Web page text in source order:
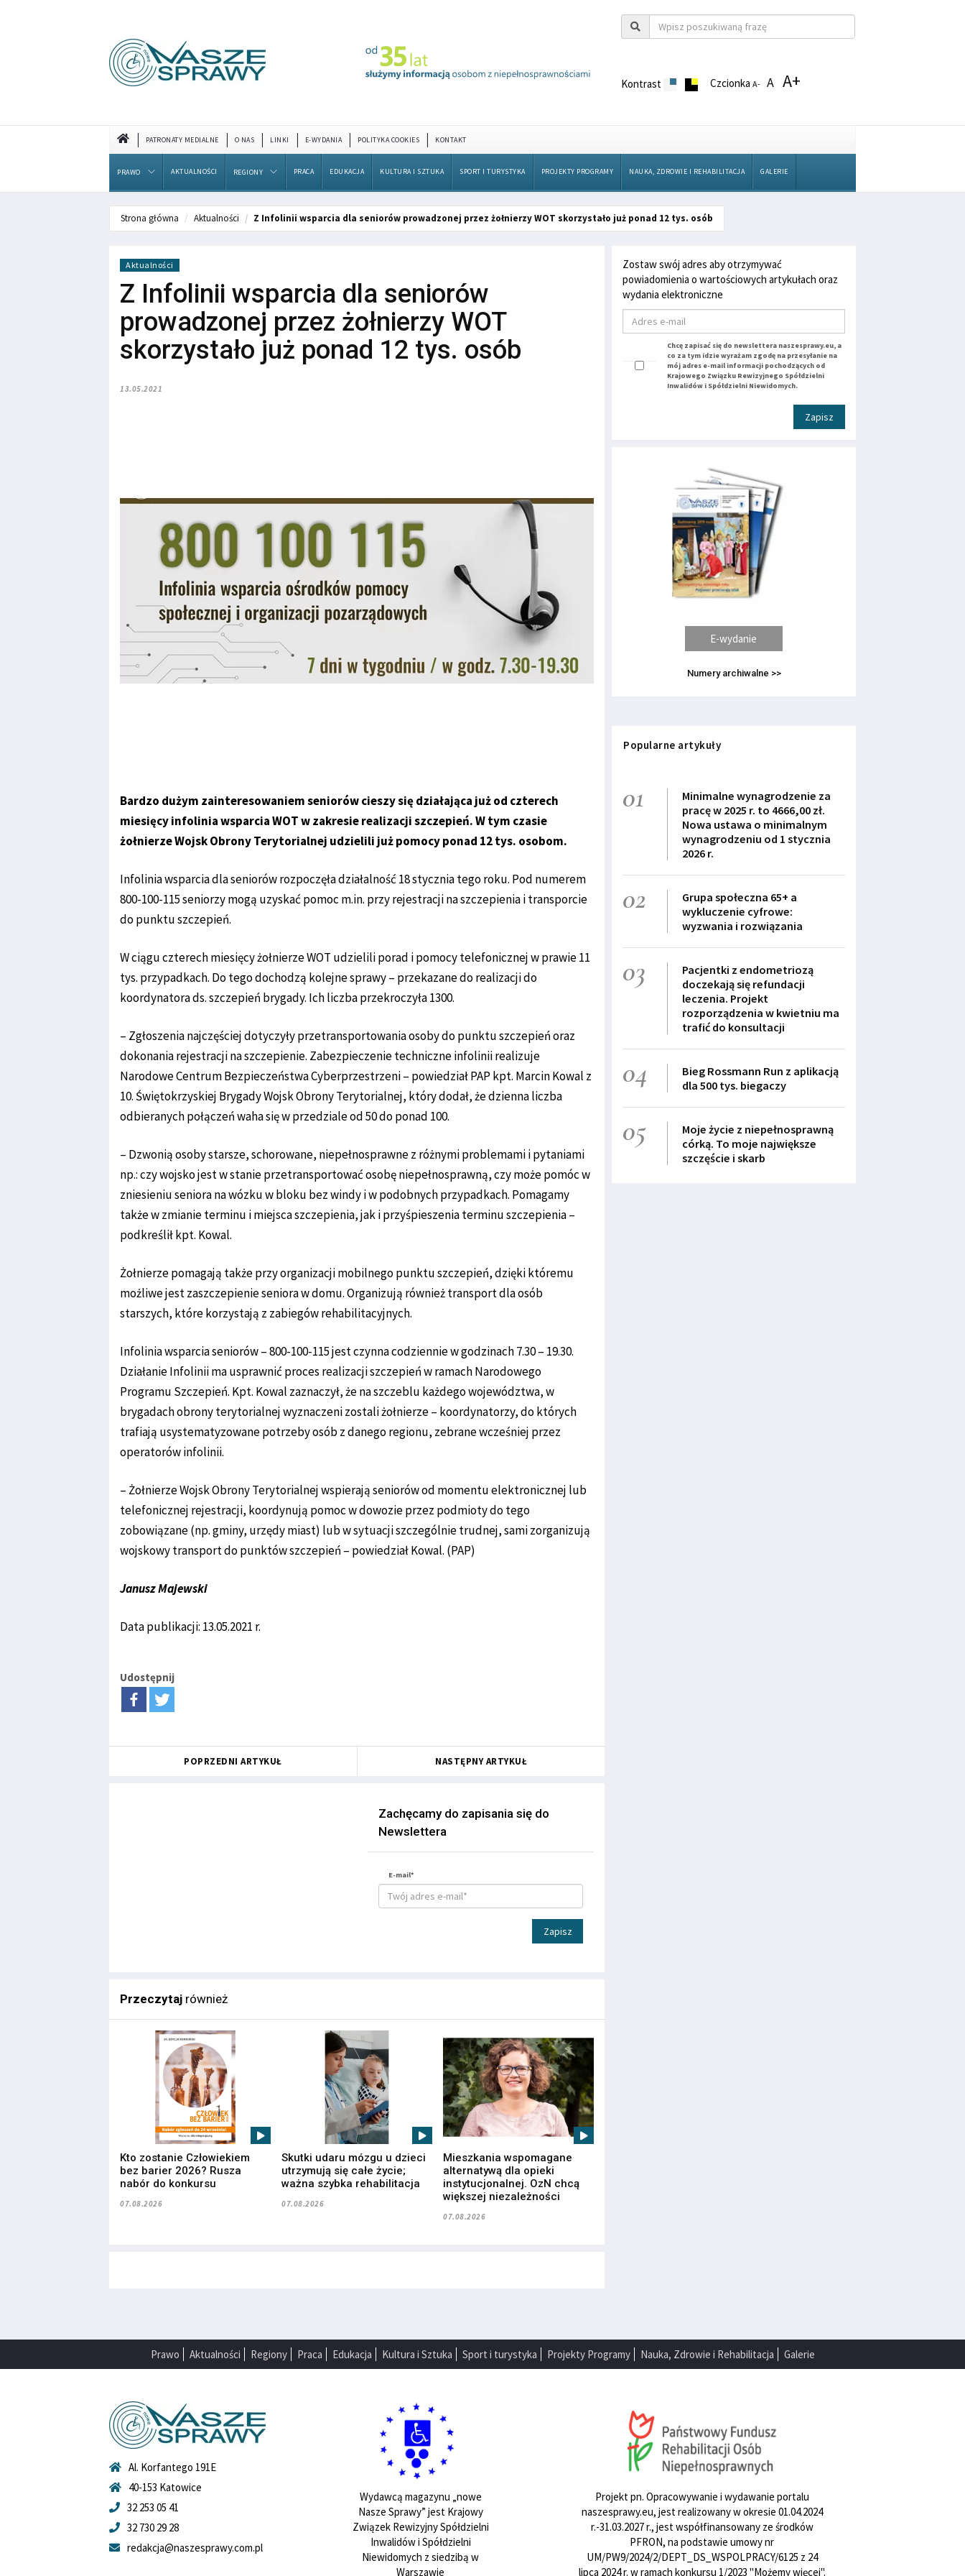
Kontrast CzcionkaA- A A+
PATRONATY MEDIALNE O NAS LINKI E-WYDANIA POLITYKA COOKIES KONTAKT
PRAWO AKTUALNOŚCI REGIONY PRACA EDUKACJA KULTURA I SZTUKA SPORT I TURYSTYKA PROJEKTY PROGRAMY NAUKA, ZDROWIE I REHABILITACJA GALERIE
Strona główna Aktualności Z Infolinii wsparcia dla seniorów prowadzonej przez żołnierzy WOT skorzystało już ponad 12 tys. osób
Aktualności
Z Infolinii wsparcia dla seniorów
prowadzonej przez żołnierzy WOT
skorzystało już ponad 12 tys. osób
13.05.2021
Bardzo dużym zainteresowaniem seniorów cieszy się działająca już od czterech
miesięcy infolinia wsparcia WOT w zakresie realizacji szczepień. W tym czasie
żołnierze Wojsk Obrony Terytorialnej udzielili już pomocy ponad 12 tys. osobom.
Infolinia wsparcia dla seniorów rozpoczęła działalność 18 stycznia tego roku. Pod numerem
800-100-115 seniorzy mogą uzyskać pomoc m.in. przy rejestracji na szczepienia i transporcie
do punktu szczepień.
W ciągu czterech miesięcy żołnierze WOT udzielili porad i pomocy telefonicznej w prawie 11
tys. przypadkach. Do tego dochodzą kolejne sprawy – przekazane do realizacji do
koordynatora ds. szczepień brygady. Ich liczba przekroczyła 1300.
– Zgłoszenia najczęściej dotyczyły przetransportowania osoby do punktu szczepień oraz
dokonania rejestracji na szczepienie. Zabezpieczenie techniczne infolinii realizuje
Narodowe Centrum Bezpieczeństwa Cyberprzestrzeni – powiedział PAP kpt. Marcin Kowal z
10. Świętokrzyskiej Brygady Wojsk Obrony Terytorialnej, który dodał, że dzienna liczba
odbieranych połączeń waha się w przedziale od 50 do ponad 100.
– Dzwonią osoby starsze, schorowane, niepełnosprawne z różnymi problemami i pytaniami
np.: czy wojsko jest w stanie przetransportować osobę niepełnosprawną, czy może pomóc w
zniesieniu seniora na wózku w bloku bez windy i w podobnych przypadkach. Pomagamy
także w zmianie terminu i miejsca szczepienia, jak i przyśpieszenia terminu szczepienia –
podkreślił kpt. Kowal.
Żołnierze pomagają także przy organizacji mobilnego punktu szczepień, dzięki któremu
możliwe jest zaszczepienie seniora w domu. Organizują również transport dla osób
starszych, które korzystają z zabiegów rehabilitacyjnych.
Infolinia wsparcia seniorów – 800-100-115 jest czynna codziennie w godzinach 7.30 – 19.30.
Działanie Infolinii ma usprawnić proces realizacji szczepień w ramach Narodowego
Programu Szczepień. Kpt. Kowal zaznaczył, że na szczeblu każdego województwa, w
brygadach obrony terytorialnej wyznaczeni zostali żołnierze – koordynatorzy, do których
trafiają usystematyzowane potrzeby osób z danego regionu, zebrane wcześniej przez
operatorów infolinii.
– Żołnierze Wojsk Obrony Terytorialnej wspierają seniorów od momentu elektronicznej lub
telefonicznej rejestracji, koordynują pomoc w dowozie przez podmioty do tego
zobowiązane (np. gminy, urzędy miast) lub w sytuacji szczególnie trudnej, sami zorganizują
wojskowy transport do punktów szczepień – powiedział Kowal. (PAP)
Janusz Majewski
Data publikacji: 13.05.2021 r.
Udostępnij
POPRZEDNI ARTYKUŁ NASTĘPNY ARTYKUŁ
Zachęcamy do zapisania się do
Newslettera
E-mail*
Zapisz
Przeczytaj również
Kto zostanie Człowiekiem
bez barier 2026? Rusza
nabór do konkursu
07.08.2026
Skutki udaru mózgu u dzieci
utrzymują się całe życie;
ważna szybka rehabilitacja
07.08.2026
Mieszkania wspomagane
alternatywą dla opieki
instytucjonalnej. OzN chcą
większej niezależności
07.08.2026
Zostaw swój adres aby otrzymywać
powiadomienia o wartościowych artykułach oraz
wydania elektroniczne
Chcę zapisać się do newslettera naszesprawy.eu, a
co za tym idzie wyrażam zgodę na przesyłanie na
mój adres e-mail informacji pochodzących od
Krajowego Związku Rewizyjnego Spółdzielni
Inwalidów i Spółdzielni Niewidomych.
Zapisz
E-wydanie
Numery archiwalne >>
Popularne artykuły
01
Minimalne wynagrodzenie za
pracę w 2025 r. to 4666,00 zł.
Nowa ustawa o minimalnym
wynagrodzeniu od 1 stycznia
2026 r.
02
Grupa społeczna 65+ a
wykluczenie cyfrowe:
wyzwania i rozwiązania
03
Pacjentki z endometriozą
doczekają się refundacji
leczenia. Projekt
rozporządzenia w kwietniu ma
trafić do konsultacji
04
Bieg Rossmann Run z aplikacją
dla 500 tys. biegaczy
05
Moje życie z niepełnosprawną
córką. To moje największe
szczęście i skarb
Prawo Aktualności Regiony Praca Edukacja Kultura i Sztuka Sport i turystyka Projekty Programy Nauka, Zdrowie i Rehabilitacja Galerie
Al. Korfantego 191E
40-153 Katowice
32 253 05 41
32 730 29 28
redakcja@naszesprawy.com.pl
Wydawcą magazynu „nowe
Nasze Sprawy” jest Krajowy
Związek Rewizyjny Spółdzielni
Inwalidów i Spółdzielni
Niewidomych z siedzibą w
Warszawie
Projekt pn. Opracowywanie i wydawanie portalu
naszesprawy.eu, jest realizowany w okresie 01.04.2024
r.-31.03.2027 r., jest współfinansowany ze środków
PFRON, na podstawie umowy nr
UM/PW9/2024/2/DEPT_DS_WSPOLPRACY/6125 z 24
lipca 2024 r. w ramach konkursu 1/2023 "Możemy więcej".